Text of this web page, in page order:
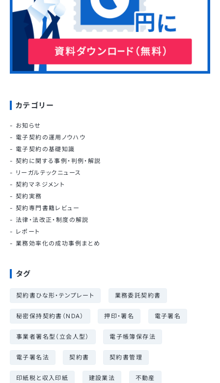
カテゴリー
お知らせ
電子契約の運用ノウハウ
電子契約の基礎知識
契約に関する事例・判例・解説
リーガルテックニュース
契約マネジメント
契約実務
契約専門書籍レビュー
法律・法改正・制度の解説
レポート
業務効率化の成功事例まとめ
タグ
契約書ひな形・テンプレート 業務委託契約書
秘密保持契約書（NDA） 押印・署名 電子署名
事業者署名型（立会人型） 電子帳簿保存法
電子署名法 契約書 契約書管理
印紙税と収入印紙 建設業法 不動産